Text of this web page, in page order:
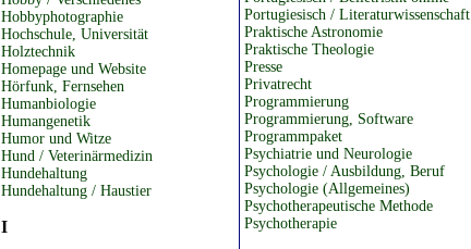
Hobbyphotographie
Hochschule, Universität
Holztechnik
Homepage und Website
Hörfunk, Fernsehen
Humanbiologie
Humangenetik
Humor und Witze
Hund / Veterinärmedizin
Hundehaltung
Hundehaltung / Haustier
I
Portugiesisch / Literaturwissenschaft
Praktische Astronomie
Praktische Theologie
Presse
Privatrecht
Programmierung
Programmierung, Software
Programmpaket
Psychiatrie und Neurologie
Psychologie / Ausbildung, Beruf
Psychologie (Allgemeines)
Psychotherapeutische Methode
Psychotherapie